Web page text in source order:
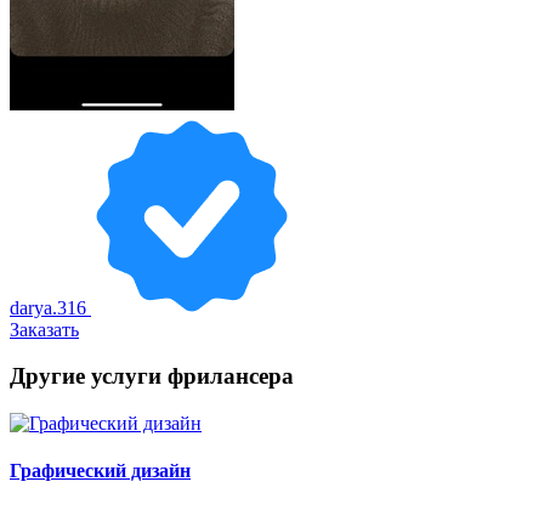
darya.316
Заказать
Другие услуги фрилансера
Графический дизайн